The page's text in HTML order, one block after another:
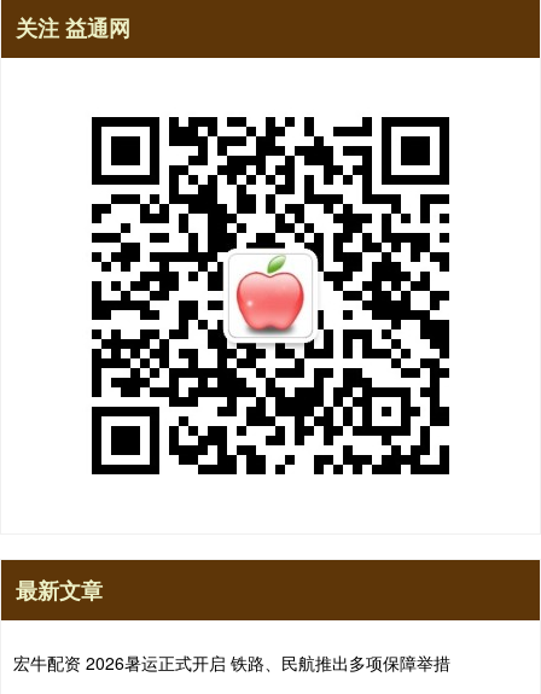
关注 益通网
最新文章
宏牛配资 2026暑运正式开启 铁路、民航推出多项保障举措